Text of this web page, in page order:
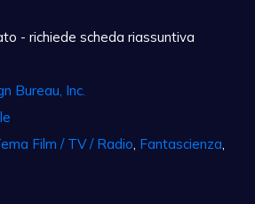
- richiede scheda riassuntiva
Bureau, Inc.
Film / TV / Radio Fantascienza